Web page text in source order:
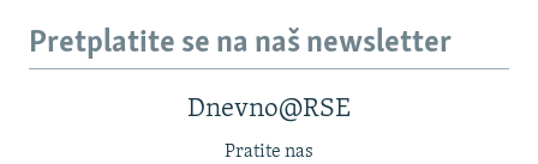
Pretplatite se na naš newsletter
Dnevno@RSE
Pratite nas